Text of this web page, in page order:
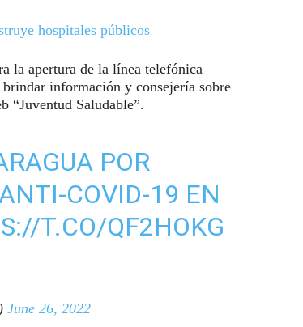
hospitales públicos
la apertura de la línea telefónica
información y consejería sobre
“Juventud Saludable”.
POR
COVID-19 EN
T.CO/QF2HOKG
June 26, 2022